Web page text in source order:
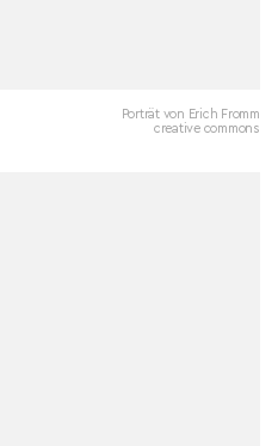
Porträt von Erich Fromm
creative commons